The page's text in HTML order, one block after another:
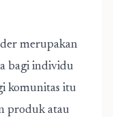
merupakan
bagi individu
komunitas itu
produk atau